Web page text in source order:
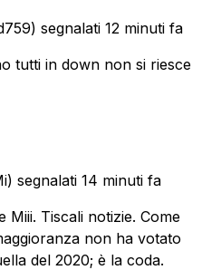
segnalati 12 minuti fa
tutti in down non si riesce
segnalati 14 minuti fa
Miii. Tiscali notizie. Come
non ha votato
del 2020; è la coda.